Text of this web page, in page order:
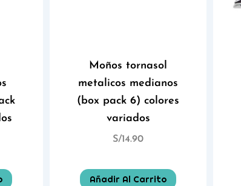
Moños tornasol
metalicos medianos
(box pack 6) colores
variados
S/14.90
Añadir Al Carrito